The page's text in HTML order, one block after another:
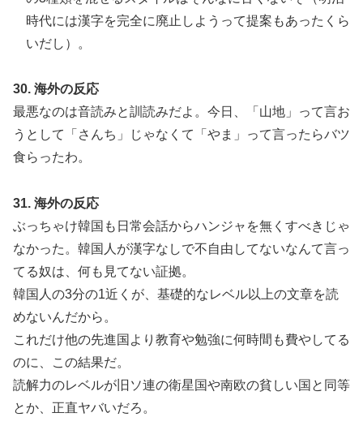
時代には漢字を完全に廃止しようって提案もあったくら
いだし）。
30. 海外の反応
最悪なのは音読みと訓読みだよ。今日、「山地」って言お
うとして「さんち」じゃなくて「やま」って言ったらバツ
食らったわ。
31. 海外の反応
ぶっちゃけ韓国も日常会話からハンジャを無くすべきじゃ
なかった。韓国人が漢字なしで不自由してないなんて言っ
てる奴は、何も見てない証拠。
韓国人の3分の1近くが、基礎的なレベル以上の文章を読
めないんだから。
これだけ他の先進国より教育や勉強に何時間も費やしてる
のに、この結果だ。
読解力のレベルが旧ソ連の衛星国や南欧の貧しい国と同等
とか、正直ヤバいだろ。